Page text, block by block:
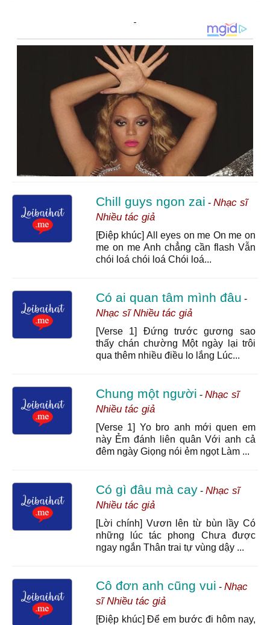
Chill guys ngon zai - Nhạc sĩ
Nhiều tác giả
[Điệp khúc] All eyes on me On me on
me on me Anh chẳng cần flash Vẫn
chói loá chói loá Chói loá...
Có ai quan tâm mình đâu -
Nhạc sĩ Nhiều tác giả
[Verse 1] Đứng trước gương sao
thấy chán chường Một ngày lại trôi
qua thêm nhiều điều lo lắng Lúc...
Chung một người - Nhạc sĩ
Nhiều tác giả
[Verse 1] Yo bro anh mới quen em
này Ẻm đánh liên quân Với anh cả
đêm ngày Giọng nói ẻm ngọt Làm ...
Có gì đâu mà cay- Nhạc sĩ
Nhiều tác giả
[Lời chính] Vươn lên từ bùn lầy Có
những lúc tác phong Chưa được
ngay ngắn Thân trai tự vùng dậy ...
Cô đơn anh cũng vui - Nhạc
sĩ Nhiều tác giả
[Điệp khúc] Để em bước đi hôm nay,